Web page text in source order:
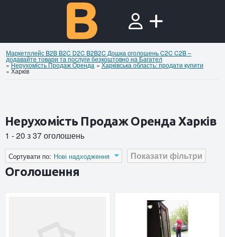
Маркетплейс B2B B2C D2C B2B2C Дошка оголошень C2C C2B –
додавайте товари та послуги безкоштовно на Багател
»Нерухомiсть Продаж Оренда »Харківська область: продати купити
» Харків
Нерухомiсть Продаж Оренда Харків
1 - 20 з 37 оголошень
Показати фільтри
Сортувати по: Нові надходження
Оголошення